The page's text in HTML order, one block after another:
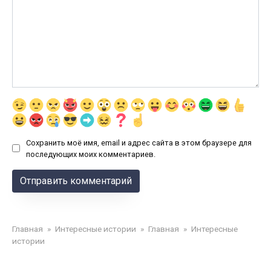
Сохранить моё имя, email и адрес сайта в этом браузере для
последующих моих комментариев.
Главная » Интересные истории » Главная » Интересные
истории